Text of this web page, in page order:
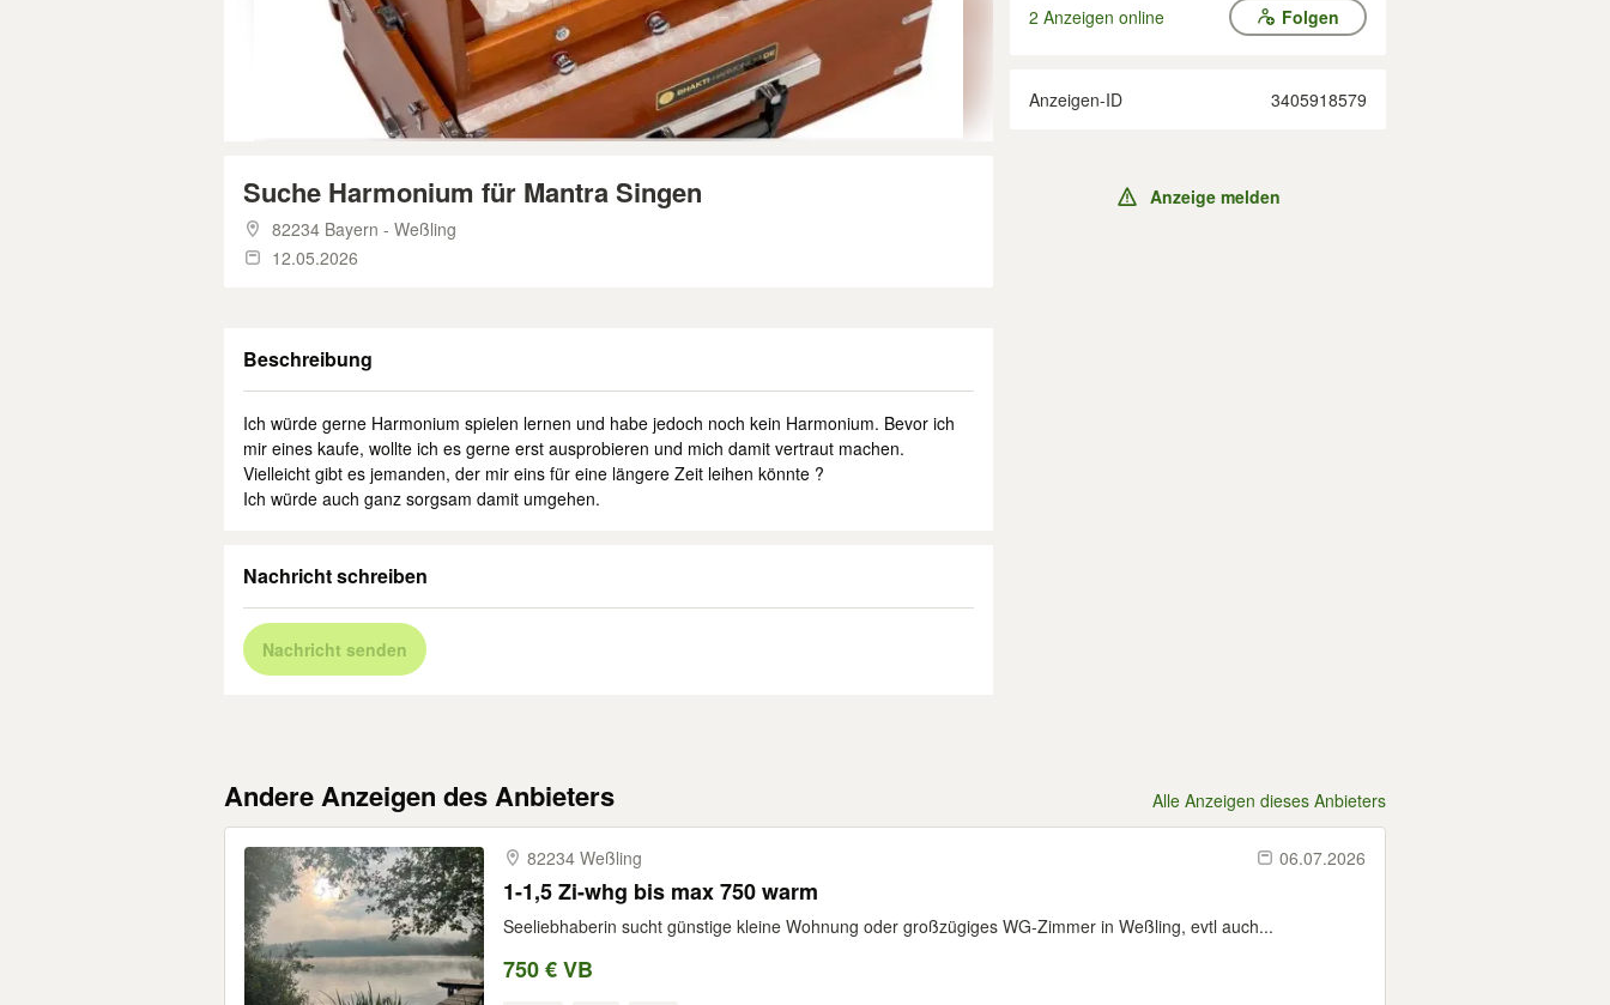
Suche Harmonium für Mantra Singen
82234 Bayern - Weßling
12.05.2026
Beschreibung
Ich würde gerne Harmonium spielen lernen und habe jedoch noch kein Harmonium. Bevor ich
mir eines kaufe, wollte ich es gerne erst ausprobieren und mich damit vertraut machen.
Vielleicht gibt es jemanden, der mir eins für eine längere Zeit leihen könnte ?
Ich würde auch ganz sorgsam damit umgehen.
Nachricht schreiben
Nachricht senden
2 Anzeigen online Folgen
Anzeigen-ID 3405918579
Anzeige melden
Andere Anzeigen des Anbieters Alle Anzeigen dieses Anbieters
82234 Weßling 06.07.2026
1-1,5 Zi-whg bis max 750 warm
Seeliebhaberin sucht günstige kleine Wohnung oder großzügiges WG-Zimmer in Weßling, evtl auch...
750 € VB